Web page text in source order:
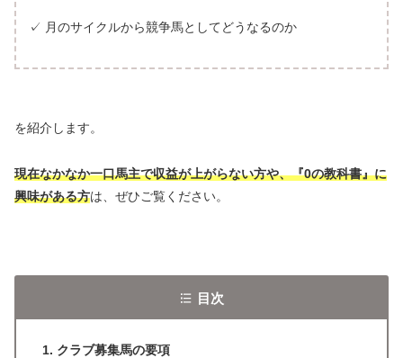
✓ 月のサイクルから競争馬としてどうなるのか
を紹介します。
現在なかなか一口馬主で収益が上がらない方や、『0の教科書』に
興味がある方は、ぜひご覧ください。
目次
クラブ募集馬の要項